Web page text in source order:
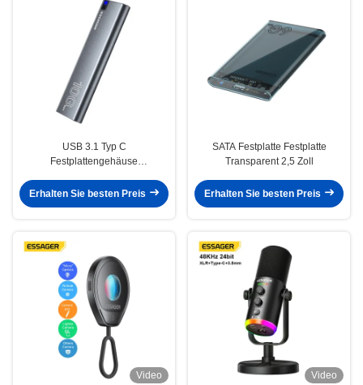
USB 3.1 Typ C
Festplattengehäuse
NVME PCIe
Erhalten Sie besten Preis
SATA Festplatte Festplatte
Transparent 2,5 Zoll
Erhalten Sie besten Preis
Video
Video